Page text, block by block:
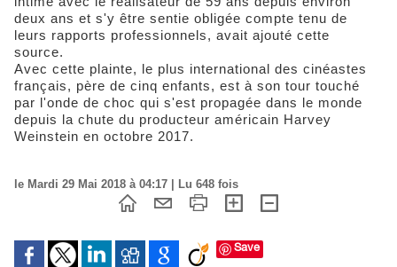
deux ans et s'y être sentie obligée compte tenu de
leurs rapports professionnels, avait ajouté cette
source.
Avec cette plainte, le plus international des cinéastes
français, père de cinq enfants, est à son tour touché
par l'onde de choc qui s'est propagée dans le monde
depuis la chute du producteur américain Harvey
Weinstein en octobre 2017.
le Mardi 29 Mai 2018 à 04:17 | Lu 648 fois
Save